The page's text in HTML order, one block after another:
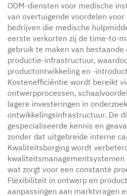
ODM-diensten voor medische
van overtuigende voordelen
bedrijven die medische
eerste verkorten zij de time-to-
gebruik te maken van
productie-infrastructuur,
productontwikkeling en -
Kostenefficiëntie wordt bereikt
ontwerpprocessen,
lagere investeringen in
ontwikkelingsinfrastructuur. De
gespecialiseerde kennis en
zonder dat uitgebreide interne
Kwaliteitsborging wordt
kwaliteitsmanagementsystemen
wat zorgt voor een constante
Flexibiliteit in ontwerp en
aanpassingen aan marktvragen